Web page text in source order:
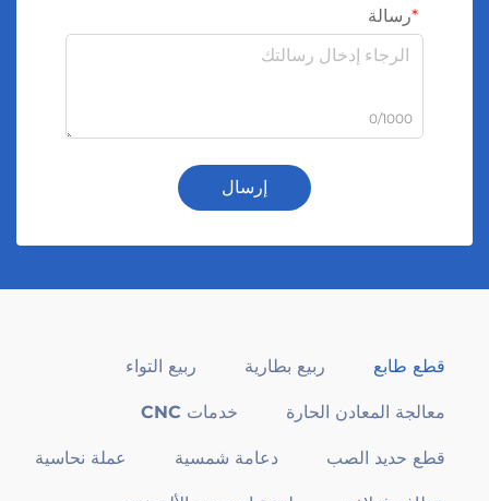
رسالة
0/1000
إرسال
قطع طابع ربيع بطارية ربيع التواء
معالجة المعادن الحارة خدمات CNC
قطع حديد الصب دعامة شمسية عملة نحاسية